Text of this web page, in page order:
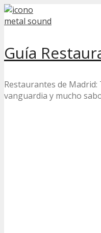
Skip
to
Guía
Restaurantes de Madrid:
vanguardia y mucho